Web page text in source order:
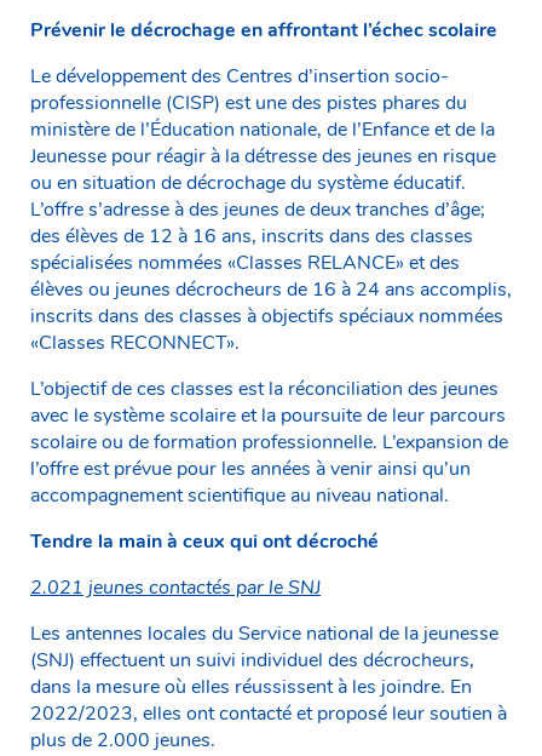
Prévenir le décrochage en affrontant l’échec scolaire
Le développement des Centres d’insertion socio-
professionnelle (CISP) est une des pistes phares du
ministère de l’Éducation nationale, de l’Enfance et de la
Jeunesse pour réagir à la détresse des jeunes en risque
ou en situation de décrochage du système éducatif.
L’offre s’adresse à des jeunes de deux tranches d’âge;
des élèves de 12 à 16 ans, inscrits dans des classes
spécialisées nommées «Classes RELANCE» et des
élèves ou jeunes décrocheurs de 16 à 24 ans accomplis,
inscrits dans des classes à objectifs spéciaux nommées
«Classes RECONNECT».
L’objectif de ces classes est la réconciliation des jeunes
avec le système scolaire et la poursuite de leur parcours
scolaire ou de formation professionnelle. L’expansion de
l’offre est prévue pour les années à venir ainsi qu’un
accompagnement scientifique au niveau national.
Tendre la main à ceux qui ont décroché
2.021 jeunes contactés par le SNJ
Les antennes locales du Service national de la jeunesse
(SNJ) effectuent un suivi individuel des décrocheurs,
dans la mesure où elles réussissent à les joindre. En
2022/2023, elles ont contacté et proposé leur soutien à
plus de 2.000 jeunes.